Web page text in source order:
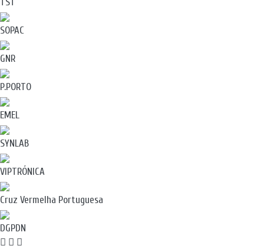
SOPAC
GNR
P.PORTO
EMEL
SYNLAB
VIPTRÓNICA
Cruz Vermelha Portuguesa
DGPDN